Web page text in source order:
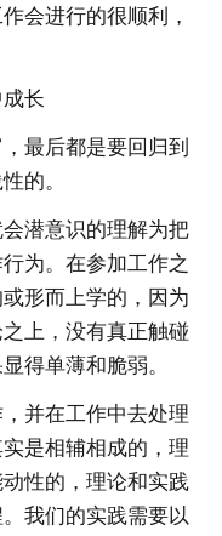
会进行的很顺利，
长
最后都是要回归到
的。
潜意识的理解为把
为。在参加工作之
形而上学的，因为
上，没有真正触碰
得单薄和脆弱。
并在工作中去处理
是相辅相成的，理
性的，理论和实践
我们的实践需要以